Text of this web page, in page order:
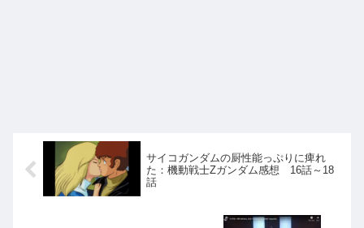
サイコガンダムの厨性能っぷりに痺れ
た：機動戦士Zガンダム感想 16話～18
話